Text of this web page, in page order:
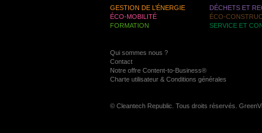
GESTION DE L’ÉNERGIE DÉCHETS ET
ÉCO-MOBILITÉ
ÉCO-
FORMATION
SERVICE ET
Qui sommes nous ?
Contact
Notre offre Content-to-Business®
Charte utilisateur & Conditions générales
© Cleantech Republic. Tous droits réservés.